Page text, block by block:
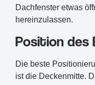
Dachfenster etwas
hereinzulassen.
Position des
Die beste
ist die Deckenmitte.